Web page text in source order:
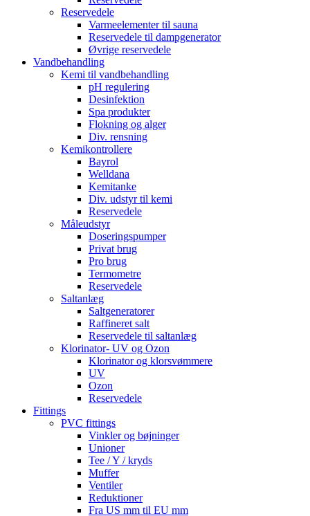
Reservedele
Varmeelementer til sauna
Reservedele til dampgenerator
Øvrige reservedele
Vandbehandling
Kemi til vandbehandling
pH regulering
Desinfektion
Spa produkter
Flokning og alger
Div. rensning
Kemikontrollere
Bayrol
Welldana
Kemitanke
Div. udstyr til kemi
Reservedele
Måleudstyr
Doseringspumper
Privat brug
Pro brug
Termometre
Reservedele
Saltanlæg
Saltgeneratorer
Raffineret salt
Reservedele til saltanlæg
Klorinator- UV og Ozon
Klorinator og klorsvømmere
UV
Ozon
Reservedele
Fittings
PVC fittings
Vinkler og bøjninger
Unioner
Tee / Y / kryds
Muffer
Ventiler
Reduktioner
Fra US mm til EU mm